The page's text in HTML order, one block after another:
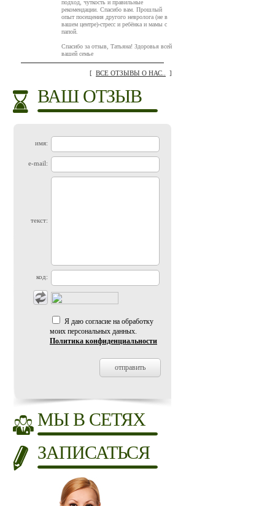
подход, чуткость и правильные
рекомендации. Спасибо вам. Прошлый
опыт посещения другого невролога (не в
вашем центре)-стресс и ребёнка и мамы с
папой.
Спасибо за отзыв, Татьяна! Здоровья всей
вашей семье
[ ВСЕ ОТЗЫВЫ О НАС.. ]
ВАШ ОТЗЫВ
имя:
e-mail:
текст:
код:
Я даю согласие на обработку
моих персональных данных.
Политика конфиденциальности
МЫ В СЕТЯХ
ЗАПИСАТЬСЯ